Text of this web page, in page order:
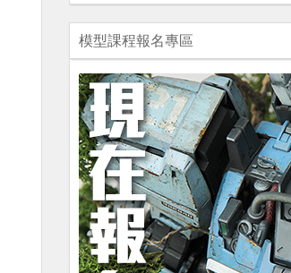
模型課程報名專區